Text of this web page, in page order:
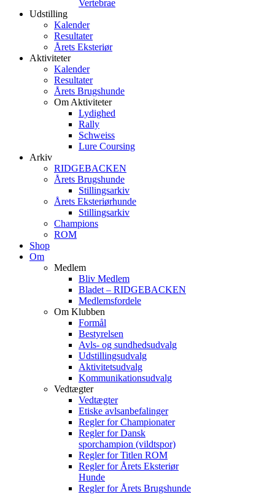
Vertebrae
Udstilling
Kalender
Resultater
Årets Eksteriør
Aktiviteter
Kalender
Resultater
Årets Brugshunde
Om Aktiviteter
Lydighed
Rally
Schweiss
Lure Coursing
Arkiv
RIDGEBACKEN
Årets Brugshunde
Stillingsarkiv
Årets Eksteriørhunde
Stillingsarkiv
Champions
ROM
Shop
Om
Medlem
Bliv Medlem
Bladet – RIDGEBACKEN
Medlemsfordele
Om Klubben
Formål
Bestyrelsen
Avls- og sundhedsudvalg
Udstillingsudvalg
Aktivitetsudvalg
Kommunikationsudvalg
Vedtægter
Vedtægter
Etiske avlsanbefalinger
Regler for Championater
Regler for Dansk
sporchampion (vildtspor)
Regler for Titlen ROM
Regler for Årets Eksteriør
Hunde
Regler for Årets Brugshunde